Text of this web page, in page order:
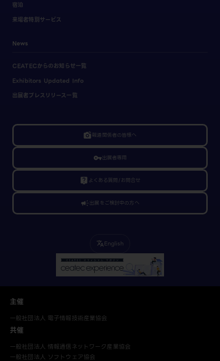
宿泊
来場者特別サービス
News
CEATECからのお知らせ一覧
Exhibitors Updated Info
出展者プレスリリース一覧
linked_camera報道関係者の皆様へ
vpn_key出展者専用
live_help よくある質問/お問合せ
campaign出展をご検討中の方へ
translateEnglish
主催
一般社団法人 電子情報技術産業協会
共催
一般社団法人 情報通信ネットワーク産業協会
一般社団法人 ソフトウェア協会